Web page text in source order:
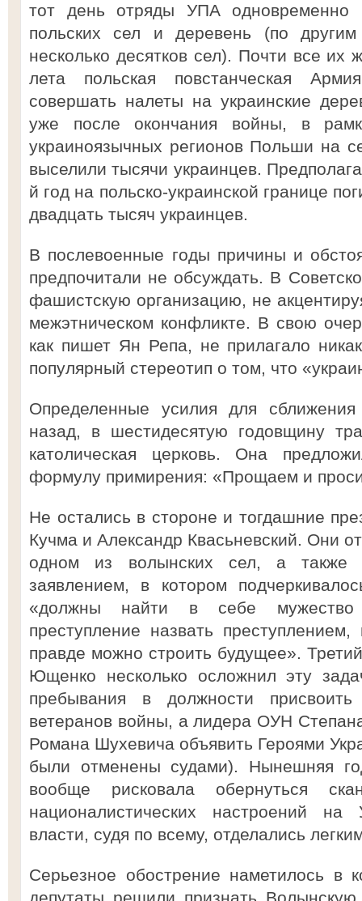
тот день отряды УПА одновременно
польских сел и деревень (по
несколько десятков сел). Почти все
лета польская повстанческая
совершать налеты на украинские
уже после окончания войны, в
украиноязычных регионов Польши на
выселили тысячи украинцев.
й год на польско-украинской границе
двадцать тысяч украинцев.
В послевоенные годы причины и
предпочитали не обсуждать. В
фашистскую организацию, не
межэтническом конфликте. В свою
как пишет Ян Репа, не прилагало
популярный стереотип о том, что
Определенные усилия для
назад, в шестидесятую годовщину
католическая церковь. Она
формулу примирения: «Прощаем и
Не остались в стороне и тогдашние
Кучма и Александр Квасьневский. Они
одном из волынских сел, а также
заявлением, в котором
«должны найти в себе мужество
преступление назвать
правде можно строить будущее».
Ющенко несколько осложнил эту
пребывания в должности
ветеранов войны, а лидера ОУН
Романа Шухевича объявить Героями
были отменены судами). Нынешняя
вообще рисковала обернуться
националистических настроений
власти, судя по всему, отделались
Серьезное обострение наметилось в